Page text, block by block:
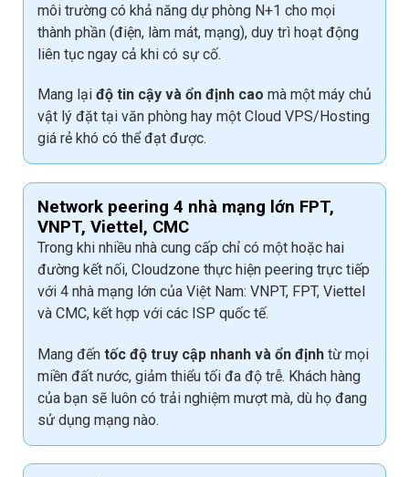
môi trường có khả năng dự phòng N+1 cho mọi
thành phần (điện, làm mát, mạng), duy trì hoạt động
liên tục ngay cả khi có sự cố.
Mang lại độ tin cậy và ổn định cao mà một máy chủ
vật lý đặt tại văn phòng hay một Cloud VPS/Hosting
giá rẻ khó có thể đạt được.
Network peering 4 nhà mạng lớn FPT,
VNPT, Viettel, CMC
Trong khi nhiều nhà cung cấp chỉ có một hoặc hai
đường kết nối, Cloudzone thực hiện peering trực tiếp
với 4 nhà mạng lớn của Việt Nam: VNPT, FPT, Viettel
và CMC, kết hợp với các ISP quốc tế.
Mang đến tốc độ truy cập nhanh và ổn địnhtừ mọi
miền đất nước, giảm thiểu tối đa độ trễ. Khách hàng
của bạn sẽ luôn có trải nghiệm mượt mà, dù họ đang
sử dụng mạng nào.